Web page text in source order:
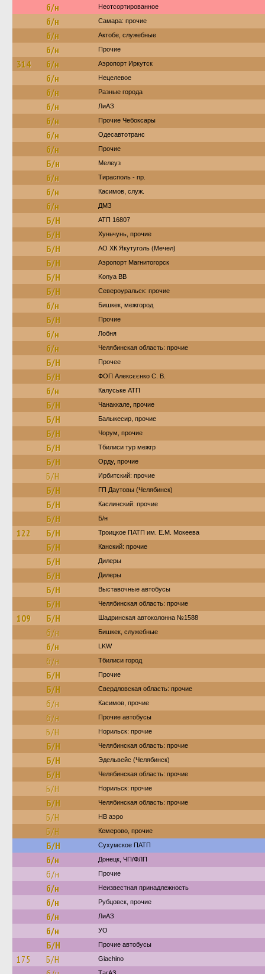
б/н Неотсортированное
б/н Самара: прочие
б/н Актобе, служебные
б/н Прочие
314 б/н Аэропорт Иркутск
б/н Нецелевое
б/н Разные города
б/н ЛиАЗ
б/н Прочие Чебоксары
б/н Одесавтотранс
б/н Прочие
Б/н Мелеуз
б/н Тирасполь - пр.
б/н Касимов, служ.
б/н ДМЗ
Б/Н АТП 16807
Б/Н Хуньчунь, прочие
Б/Н АО ХК Якутуголь (Мечел)
Б/Н Аэропорт Магнитогорск
Б/Н Konya BB
Б/Н Североуральск: прочие
б/н Бишкек, межгород
Б/Н Прочие
б/н Лобня
б/н Челябинская область: прочие
Б/Н Прочее
Б/Н ФОП Алексєєнко С. В.
б/н Калуське АТП
Б/Н Чанаккале, прочие
Б/Н Балыкесир, прочие
Б/Н Чорум, прочие
Б/Н Тбилиси тур межгр
Б/Н Орду, прочие
Б/Н Ирбитский: прочие
Б/Н ГП Даутовы (Челябинск)
Б/Н Каслинский: прочие
Б/Н Б/н
122 Б/Н Троицкое ПАТП им. Е.М. Мокеева
Б/Н Канский: прочие
Б/Н Дилеры
Б/Н Дилеры
Б/Н Выставочные автобусы
Б/Н Челябинская область: прочие
109 Б/Н Шадринская автоколонна №1588
б/н Бишкек, служебные
б/н LKW
б/н Тбилиси город
Б/Н Прочие
Б/Н Свердловская область: прочие
б/н Касимов, прочие
б/н Прочие автобусы
Б/Н Норильск: прочие
Б/Н Челябинская область: прочие
Б/Н Эдельвейс (Челябинск)
Б/Н Челябинская область: прочие
Б/Н Норильск: прочие
Б/Н Челябинская область: прочие
Б/Н НВ аэро
Б/Н Кемерово, прочие
Б/Н Сухумское ПАТП
б/н Донецк, ЧП/ФЛП
б/н Прочие
б/н Неизвестная принадлежность
б/н Рубцовск, прочие
б/н ЛиАЗ
б/н УО
Б/Н Прочие автобусы
175 Б/Н Giachino